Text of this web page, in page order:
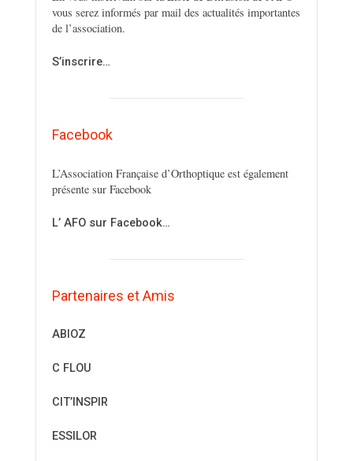
vous serez informés par mail des actualités importantes
de l’association.
S’inscrire…
Facebook
L’Association Française d’Orthoptique est également
présente sur Facebook
L’ AFO sur Facebook…
Partenaires et Amis
ABIOZ
C FLOU
CIT’INSPIR
ESSILOR